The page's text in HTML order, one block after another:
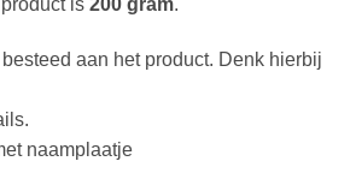
is 200 gram.
aan het product. Denk hierbij
naamplaatje